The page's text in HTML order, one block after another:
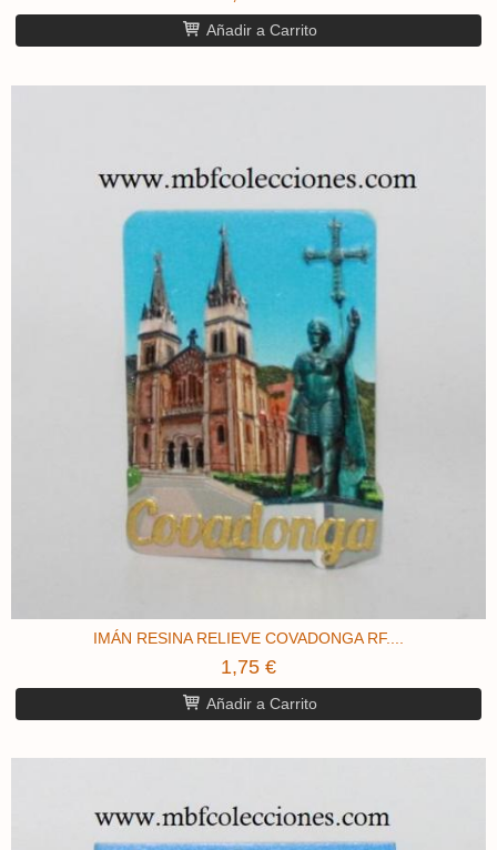
Añadir a Carrito
IMÁN RESINA RELIEVE COVADONGA ​RF....
1,75 €
Añadir a Carrito